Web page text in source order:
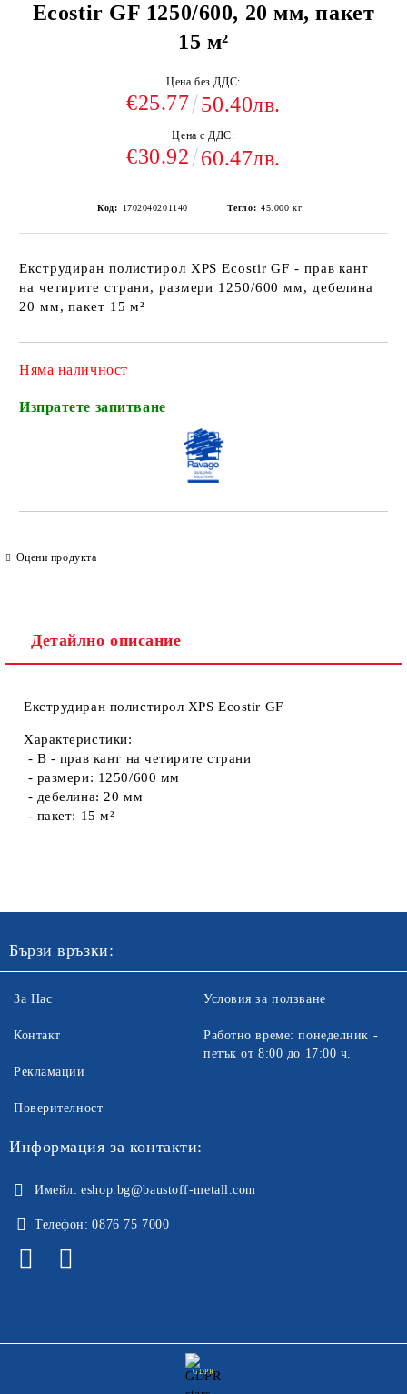
Ecostir GF 1250/600, 20 мм, пакет
15 м²
Цена без ДДС:
€25.77 50.40лв.
Цена с ДДС:
€30.92 60.47лв.
Код: 1702040201140 Тегло: 45.000 кг
Екструдиран полистирол XPS Ecostir GF - прав кант
на четирите страни, размери 1250/600 мм, дебелина
20 мм, пакет 15 м²
Няма наличност
Изпратете запитване
Оцени продукта
Детайлно описание
Екструдиран полистирол XPS Ecostir GF
Характеристики:
- B - прав кант на четирите страни
- размери: 1250/600 мм
- дебелина: 20 мм
- пакет: 15 м²
Бързи връзки:
За Нас
Контакт
Рекламации
Поверителност
Условия за ползване
Работно време: понеделник -
петък от 8:00 до 17:00 ч.
Информация за контакти:
Имейл: eshop.bg@baustoff-metall.com
Телефон: 0876 75 7000
GDPR